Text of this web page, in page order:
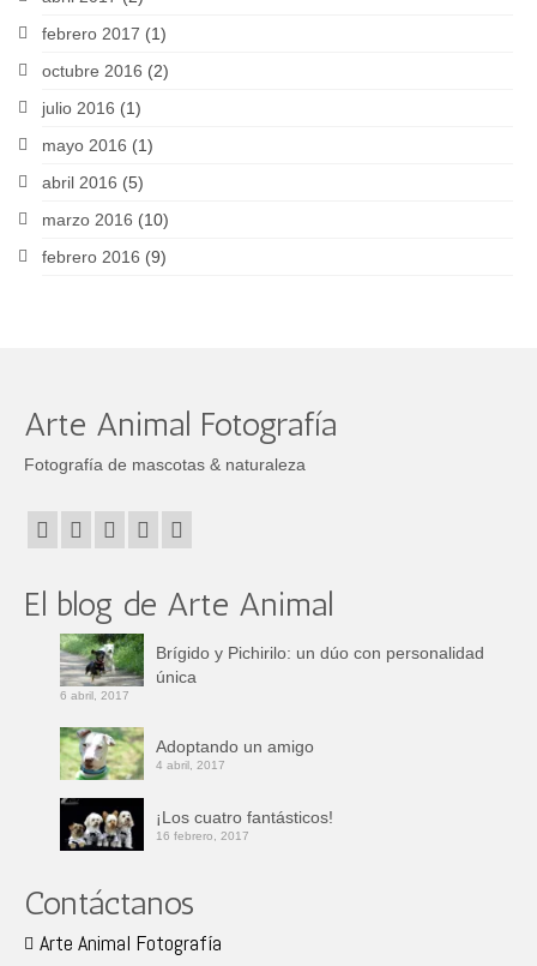
febrero 2017 (1)
octubre 2016 (2)
julio 2016 (1)
mayo 2016 (1)
abril 2016 (5)
marzo 2016 (10)
febrero 2016 (9)
Arte Animal Fotografía
Fotografía de mascotas & naturaleza
El blog de Arte Animal
Brígido y Pichirilo: un dúo con personalidad
única
6 abril, 2017
Adoptando un amigo
4 abril, 2017
¡Los cuatro fantásticos!
16 febrero, 2017
Contáctanos
Arte Animal Fotografía